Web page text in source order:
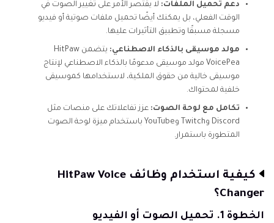
دعم تحميل الملفات: لا يقتصر الأمر على تغيير الصوت في
الوقت الفعلي، بل يمكنك أيضًا تحميل ملفات صوتية أو فيديو
مسجلة مسبقًا وتطبيق التأثيرات عليها.
مولد موسيقى بالذكاء الاصطناعي:
يتضمن HitPaw
VoicePea مولد موسيقى مدعومًا بالذكاء الاصطناعي لإنتاج
موسيقى خالية من حقوق الملكية، لاستخدامها كموسيقى
خلفية لمحتواك.
تكامل مع لوحة الصوت: عزز تفاعلاتك على منصات مثل
Discord وTwitch وYouTube باستخدام ميزة لوحة الصوت
المتطورة باستمرار.
كيفية استخدام وظائف HitPaw Voice
Changer؟
الخطوة 1. تحميل الصوت أو الفيديو